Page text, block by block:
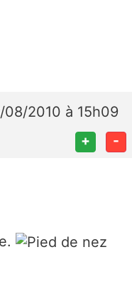
08/2010 à 15h09
+ -